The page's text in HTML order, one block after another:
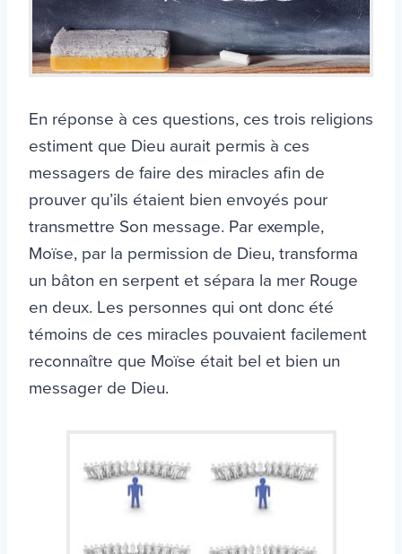
En réponse à ces questions, ces trois religions
estiment que Dieu aurait permis à ces
messagers de faire des miracles afin de
prouver qu’ils étaient bien envoyés pour
transmettre Son message. Par exemple,
Moïse, par la permission de Dieu, transforma
un bâton en serpent et sépara la mer Rouge
en deux. Les personnes qui ont donc été
témoins de ces miracles pouvaient facilement
reconnaître que Moïse était bel et bien un
messager de Dieu.